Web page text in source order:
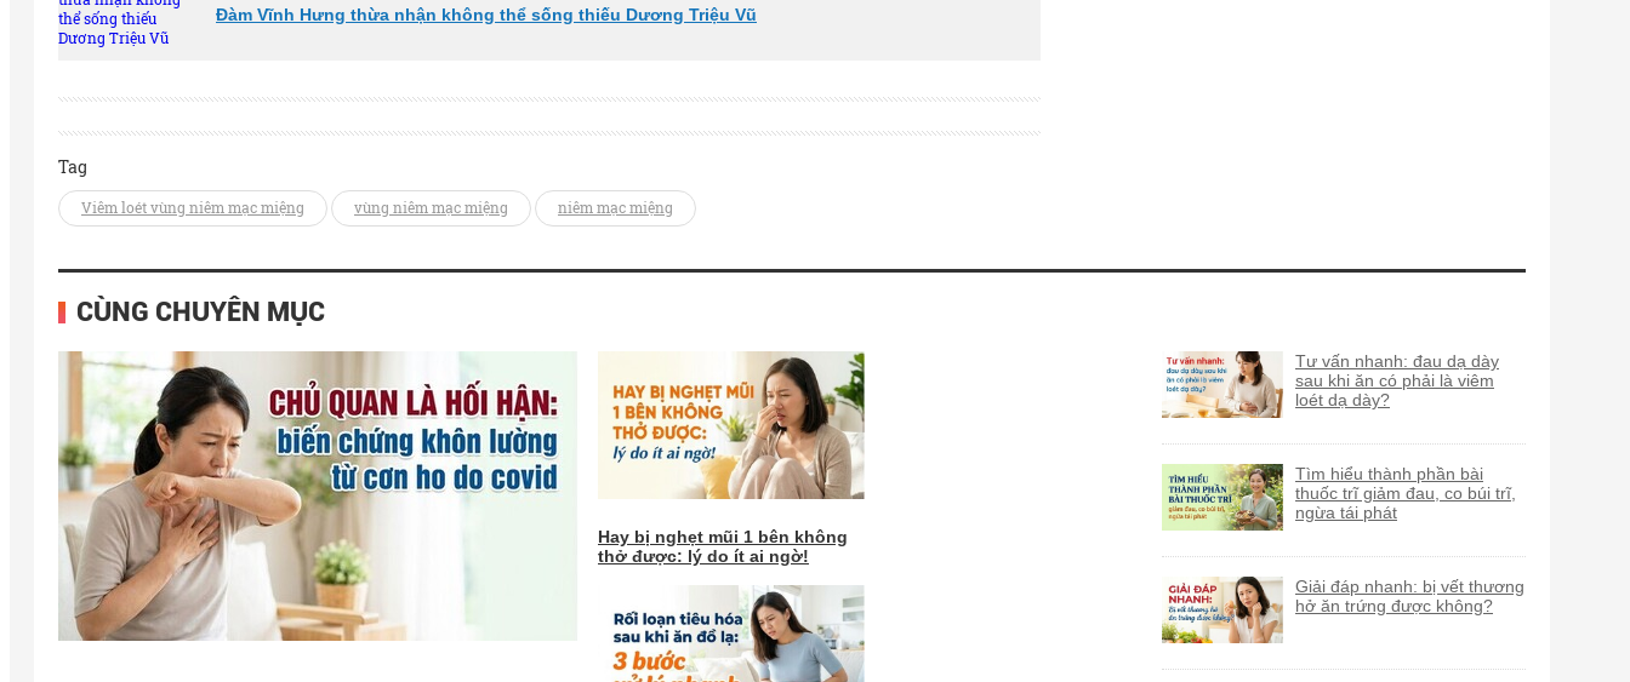
Đàm Vĩnh Hưng thừa nhận không thể sống thiếu Dương Triệu Vũ
Tag
Viêm loét vùng niêm mạc miệng vùng niêm mạc miệng niêm mạc miệng
CÙNG CHUYÊN MỤC
Hay bị nghẹt mũi 1 bên không
thở được: lý do ít ai ngờ!
Tư vấn nhanh: đau dạ dày
sau khi ăn có phải là viêm
loét dạ dày?
Tìm hiểu thành phần bài
thuốc trĩ giảm đau, co búi trĩ,
ngừa tái phát
Giải đáp nhanh: bị vết thương
hở ăn trứng được không?